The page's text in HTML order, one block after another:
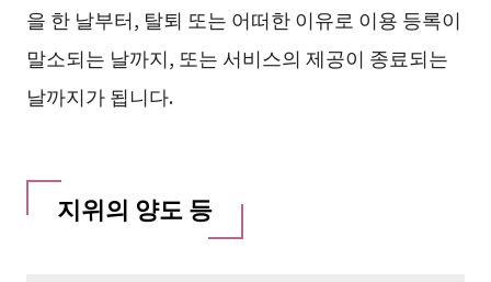
을 한 날부터, 탈퇴 또는 어떠한 이유로 이용 등록이
말소되는 날까지, 또는 서비스의 제공이 종료되는
날까지가 됩니다.
지위의 양도 등